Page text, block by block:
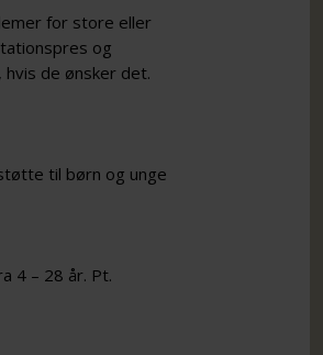
for store eller
og
de ønsker det.
til børn og unge
4 – 28 år. Pt.